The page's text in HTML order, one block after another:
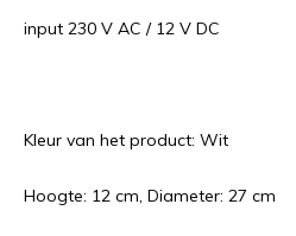
input 230 V AC / 12 V DC
Kleur van het product: Wit
Hoogte: 12 cm, Diameter: 27 cm